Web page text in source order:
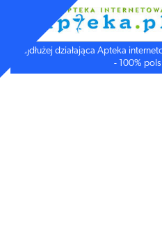
Najdłużej działająca Apteka
- 100%